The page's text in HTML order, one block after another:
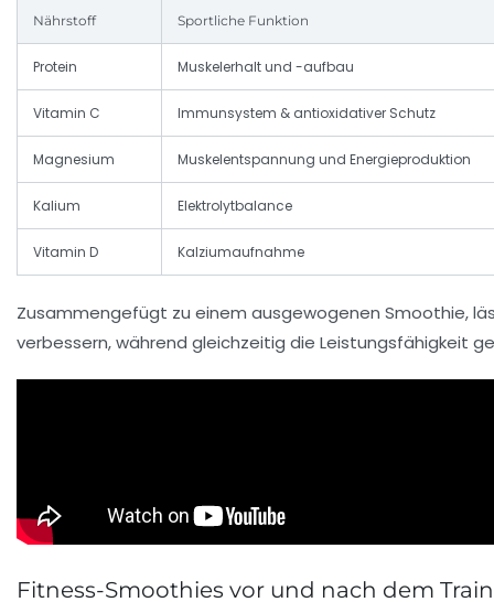
Nährstoff Sportliche Funktion
Protein Muskelerhalt und -aufbau
Vitamin C Immunsystem & antioxidativer Schutz
Magnesium Muskelentspannung und Energieproduktion
Kalium Elektrolytbalance
Vitamin D Kalziumaufnahme
Zusammengefügt zu einem ausgewogenen Smoothie,
verbessern, während gleichzeitig die Leistungsfähigkeit
Fitness-Smoothies vor und nach dem